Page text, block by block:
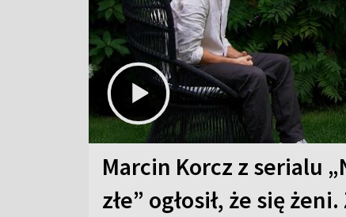
Marcin Korcz z serialu
złe” ogłosił, że się